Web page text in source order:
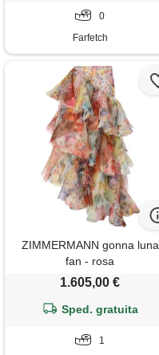
0
Farfetch
ZIMMERMANN gonna luna
fan - rosa
1.605,00 €
Sped. gratuita
1